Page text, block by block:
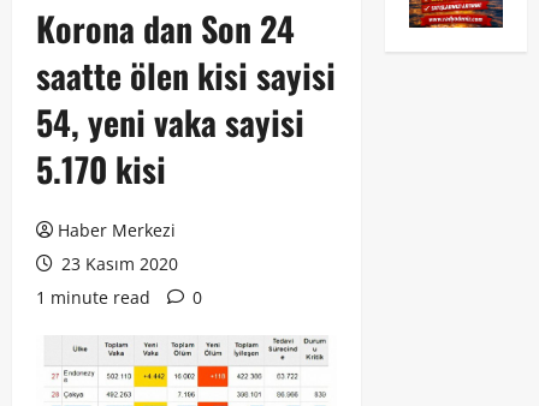
Korona dan Son 24
saatte ölen kisi sayisi
54, yeni vaka sayisi
5.170 kisi
Haber Merkezi
23 Kasım 2020
1 minute read
0